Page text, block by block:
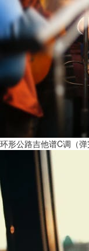
环形公路吉他谱C调（